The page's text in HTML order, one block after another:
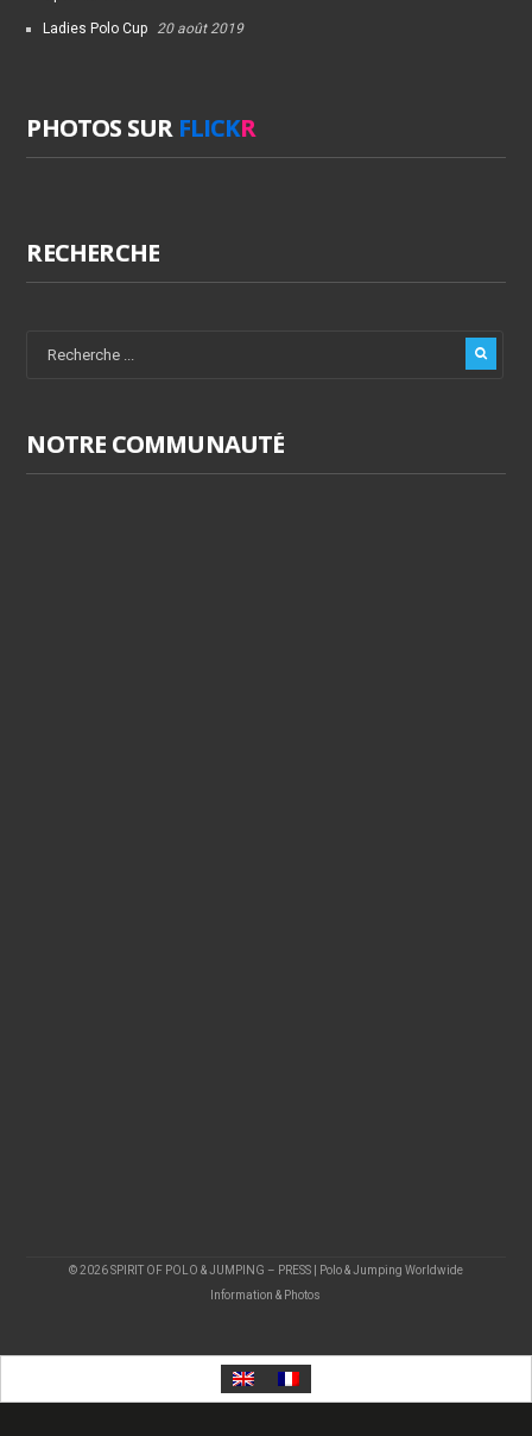
Ladies Polo Cup 20 août 2019
PHOTOS SUR FLICKR
RECHERCHE
NOTRE COMMUNAUTÉ
© 2026 SPIRIT OF POLO & JUMPING – PRESS | Polo & Jumping Worldwide
Information & Photos